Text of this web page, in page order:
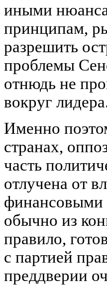
иными
принципам,
разрешить
проблемы
отнюдь не
вокруг
Именно
странах,
часть
отлучена от
финансовыми
обычно из
правило,
с партией
преддверии